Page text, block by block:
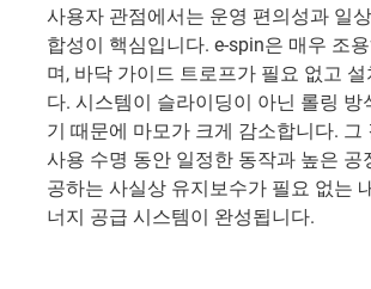
사용자 관점에서는 운영 편의성과 일
합성이 핵심입니다. e-spin은 매우 조
며, 바닥 가이드 트로프가 필요 없고
다. 시스템이 슬라이딩이 아닌 롤링 방
기 때문에 마모가 크게 감소합니다. 그
사용 수명 동안 일정한 동작과 높은 공
공하는 사실상 유지보수가 필요 없는
너지 공급 시스템이 완성됩니다.